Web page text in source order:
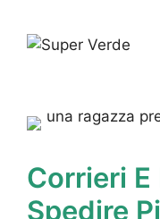
contenuto
Corrieri E
Spedire